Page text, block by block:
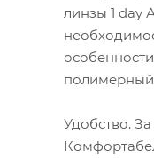
линзы 1 day
полимерный
Удобство.